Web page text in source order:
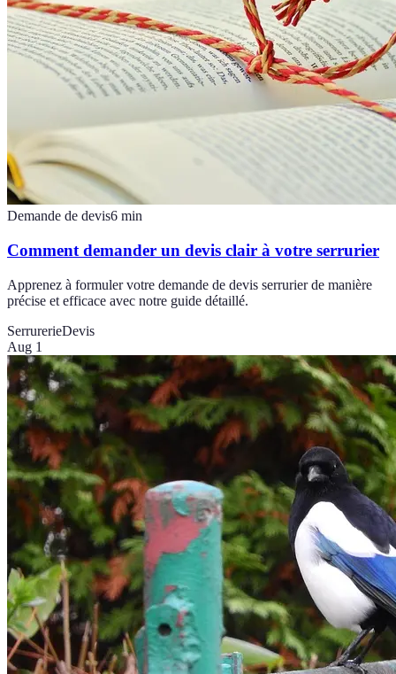
Demande de devis6 min
Comment demander un devis clair à votre serrurier
Apprenez à formuler votre demande de devis serrurier de manière
précise et efficace avec notre guide détaillé.
SerrurerieDevis
Aug 1